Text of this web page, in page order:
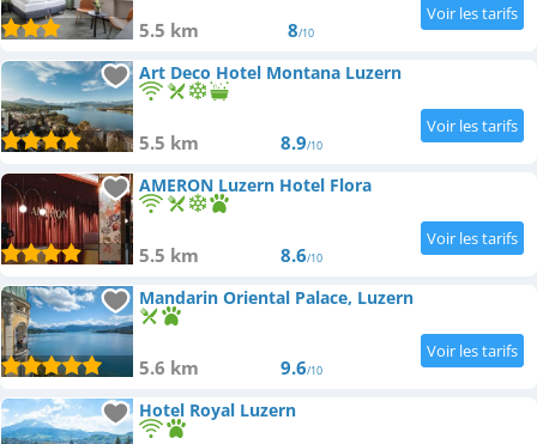
5.5 km 8/10
Art Deco Hotel Montana Luzern
5.5 km 8.9/10
AMERON Luzern Hotel Flora
5.5 km 8.6/10
Mandarin Oriental Palace, Luzern
5.6 km 9.6/10
Hotel Royal Luzern